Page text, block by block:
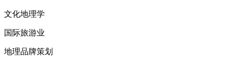
文化地理学
国际旅游业
地理品牌策划